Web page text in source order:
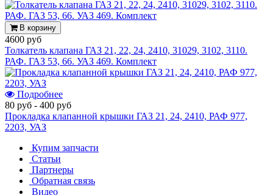
В корзину
4600 руб
Толкатель клапана ГАЗ 21, 22, 24, 2410, 31029, 3102, 3110.
РАФ. ГАЗ 53, 66. УАЗ 469. Комплект
Подробнее
80 руб - 400 руб
Прокладка клапанной крышки ГАЗ 21, 24, 2410, РАФ 977,
2203, УАЗ
Купим запчасти
Статьи
Партнеры
Обратная связь
Видео